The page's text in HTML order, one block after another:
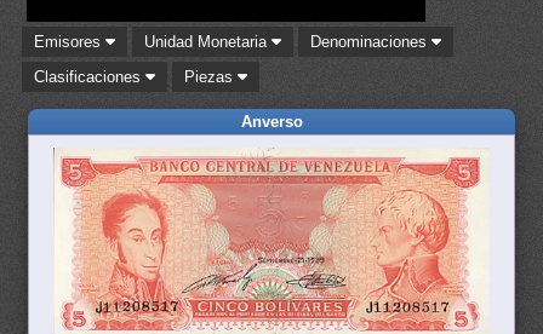
Emisores Unidad Monetaria
Denominaciones
Clasificaciones
Piezas
Anverso